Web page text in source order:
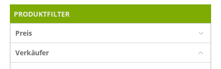
PRODUKTFILTER
Preis
Verkäufer